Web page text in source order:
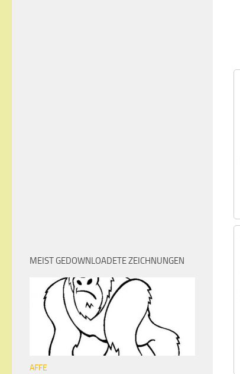
MEIST GEDOWNLOADETE ZEICHNUNGEN
AFFE